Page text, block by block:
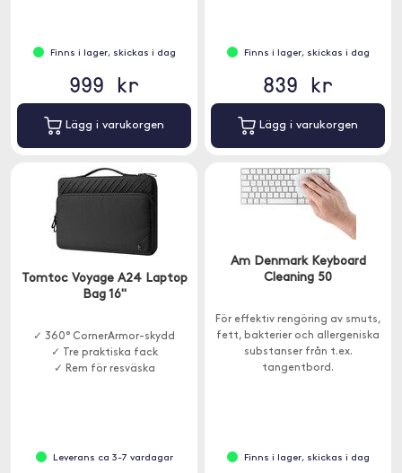
Finns i lager, skickas i dag
999 kr
Lägg i varukorgen
Finns i lager, skickas i dag
839 kr
Lägg i varukorgen
Tomtoc Voyage A24 Laptop
Bag 16''
✓ 360° CornerArmor-skydd
✓ Tre praktiska fack
✓ Rem för resväska
Leverans ca 3-7 vardagar
Am Denmark Keyboard
Cleaning 50
För effektiv rengöring av smuts,
fett, bakterier och allergeniska
substanser från t.ex.
tangentbord.
Finns i lager, skickas i dag